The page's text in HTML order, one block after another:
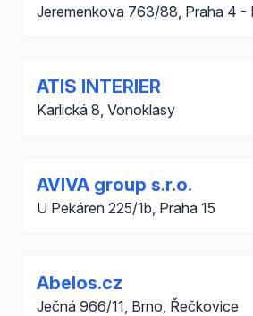
Jeremenkova 763/88, Praha 4 -
ATIS INTERIER
Karlická 8, Vonoklasy
AVIVA group s.r.o.
U Pekáren 225/1b, Praha 15
Abelos.cz
Ječná 966/11, Brno, Řečkovice